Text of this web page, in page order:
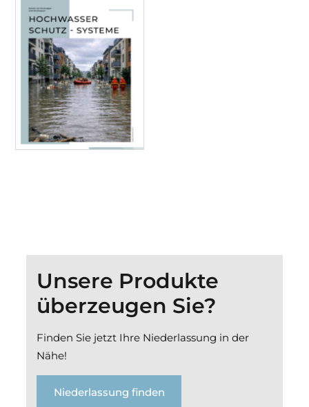
Unsere Produkte
überzeugen Sie?
Finden Sie jetzt Ihre Niederlassung in der
Nähe!
Niederlassung finden